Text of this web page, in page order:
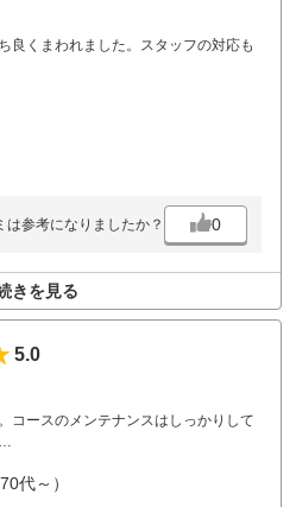
良くまわれました。スタッフの対応も
は参考になりましたか？ 0
きを見る
5.0
コースのメンテナンスはしっかりして
代～）